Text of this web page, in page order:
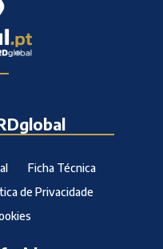
Ficha Técnica
de Privacidade